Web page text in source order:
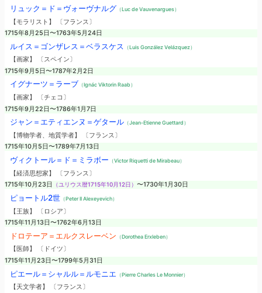
リュック＝ド＝ヴォーヴナルグ （Luc de Vauvenargues）
【モラリスト】 〔フランス〕
1715年8月25日〜1763年5月24日
ルイス＝ゴンザレス＝ベラスケス （Luis González Velázquez）
【画家】 〔スペイン〕
1715年9月5日〜1787年2月2日
イグナーツ＝ラーブ （Ignác Viktorin Raab）
【画家】 〔チェコ〕
1715年9月22日〜1786年1月7日
ジャン＝エティエンヌ＝ゲタール（Jean-Etienne Guettard）
【博物学者、地質学者】 〔フランス〕
1715年10月5日〜1789年7月13日
ヴィクトール＝ド＝ミラボー （Victor Riquetti de Mirabeau）
【経済思想家】 〔フランス〕
1715年10月23日
（ユリウス暦1715年10月12日） 〜1730年1月30日
ピョートル2世（Peter II Alexeyevich）
【王族】 〔ロシア〕
1715年11月13日〜1762年6月13日
ドロテーア＝エルクスレーベン （Dorothea Erxleben）
【医師】 〔ドイツ〕
1715年11月23日〜1799年5月31日
ピエール＝シャルル＝ルモニエ （Pierre Charles Le Monnier）
【天文学者】 〔フランス〕